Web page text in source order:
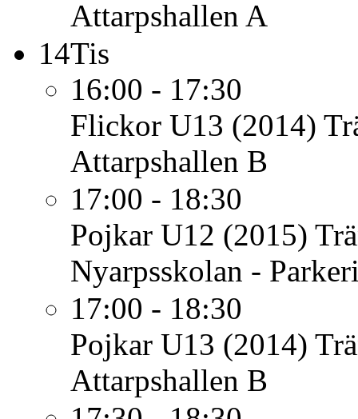
Attarpshallen A
14Tis
16:00 - 17:30
Flickor U13 (2014)
Attarpshallen B
17:00 - 18:30
Pojkar U12 (2015)
Nyarpsskolan -
17:00 - 18:30
Pojkar U13 (2014)
Attarpshallen B